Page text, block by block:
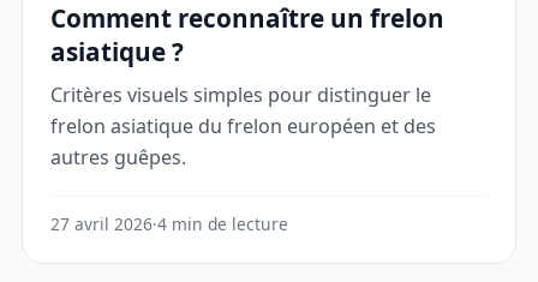
Comment reconnaître un frelon
asiatique ?
Critères visuels simples pour distinguer le
frelon asiatique du frelon européen et des
autres guêpes.
27 avril 2026·4 min de lecture